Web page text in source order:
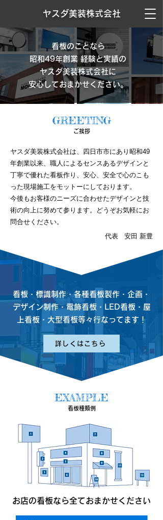
ヤスダ美装株式会社
看板のことなら
昭和49年創業 経験と実績の
ヤスダ美装株式会社に
安心しておまかせください。
GREETING
​​ご挨拶
ヤスダ美装株式会社は、四日市市にあり昭和49
年創業以来、職人によるセンスあるデザインと
丁寧で優れた看板作り、安心、安全で心のこも
った現場施工をモットーにしております。
今後もお客様のニーズに合わせたデザインと技
術の向上に努めて参ります。どうぞお気軽にお
問合せください。
代表 安田 新豊
看板・標識制作・各種看板製作・企画・
デザイン制作・電飾看板・LED看板・屋
上看板・大型看板等々行なってます！
詳しくはこちら
EXAMPLE
​看板種類例
お店の看板なら全ておまかせください